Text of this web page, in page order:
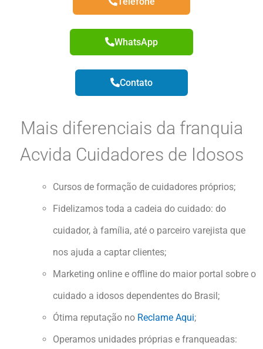
WhatsApp
Contato
Mais diferenciais da franquia
Acvida Cuidadores de Idosos
Cursos de formação de cuidadores próprios;
Fidelizamos toda a cadeia do cuidado: do
cuidador, à família, até o parceiro varejista que
nos ajuda a captar clientes;
Marketing online e offline do maior portal sobre o
cuidado a idosos dependentes do Brasil;
Ótima reputação no Reclame Aqui;
Operamos unidades próprias e franqueadas: